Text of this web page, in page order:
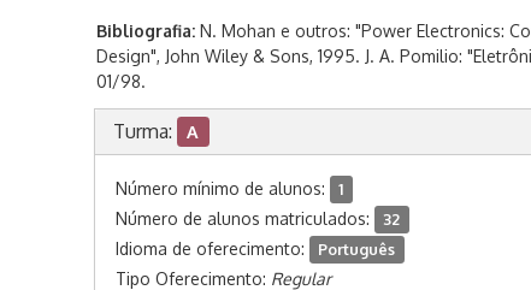
Bibliografia:N. Mohan e outros: "Power Electronics:
Design", John Wiley & Sons, 1995. J. A. Pomilio:
01/98.
Turma: A
Número mínimo de alunos: 1
Número de alunos matriculados: 32
Idioma de oferecimento: Português
Tipo Oferecimento: Regular